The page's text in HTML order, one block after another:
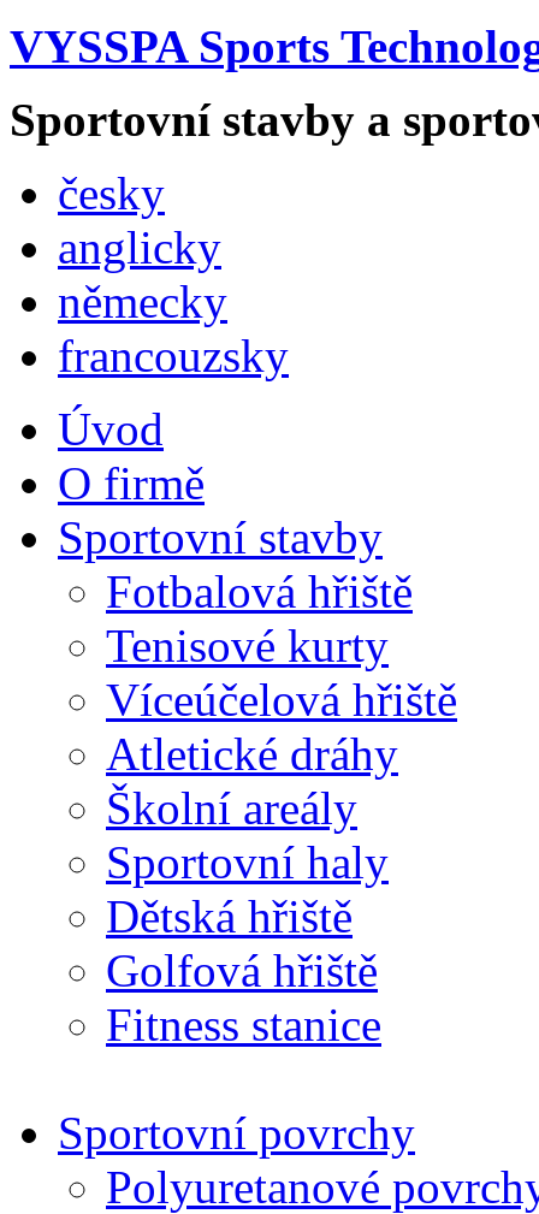
VYSSPA Sports
Sportovní stavby a
česky
anglicky
německy
francouzsky
Úvod
O firmě
Sportovní stavby
Fotbalová hřiště
Tenisové kurty
Víceúčelová hřiště
Atletické dráhy
Školní areály
Sportovní haly
Dětská hřiště
Golfová hřiště
Fitness stanice
Sportovní povrchy
Polyuretanové